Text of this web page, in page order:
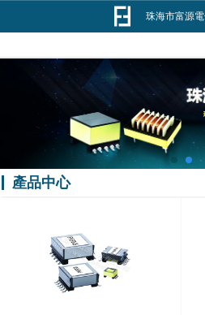
珠海市富源
產品中心